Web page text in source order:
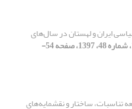
ایران و لهستان در سال‌های
[دوره 13، شماره 48، 1397، صفحه 54-
تناسبات، ساختار و نقشمایه‌های